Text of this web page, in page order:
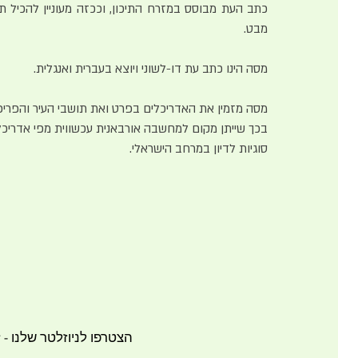
כתב העת מבוסס במזרח התיכון, וככזה מעוניין להכיל
מבט.
מסה הינו כתב עת דו-לשוני ויוצא בעברית ואנגלית.
מסה מזמין את האדריכלים בפרט ואת תושבי העיר
בכך שייתן מקום למחשבה אורבאנית עכשווית מפי
סוגיות לדיון במרחב הישראלי.
Join our newsletter - הצטרפו לניוזלטר שלנו